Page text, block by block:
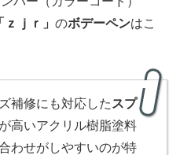
ｊｒ」 のボデーペンはこ
補修にも対応した スプ
高いアクリル樹脂塗料
わせがしやすいのが特